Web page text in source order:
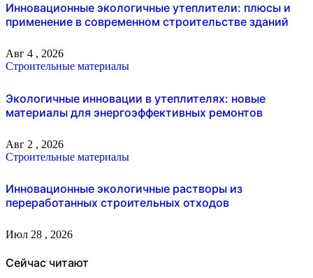
Инновационные экологичные утеплители: плюсы и
применение в современном строительстве зданий
Авг 4 , 2026
Строительные материалы
Экологичные инновации в утеплителях: новые
материалы для энергоэффективных ремонтов
Авг 2 , 2026
Строительные материалы
Инновационные экологичные растворы из
переработанных строительных отходов
Июл 28 , 2026
Сейчас читают